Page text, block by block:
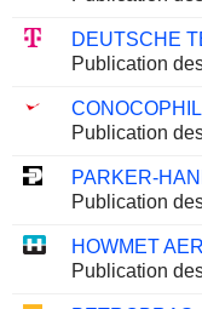
DEUTSCHE
Publication
Publication
Publication
HOWMET
Publication